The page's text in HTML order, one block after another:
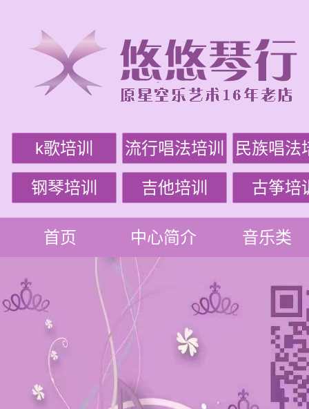
k歌培训 流行唱法培训 民族唱法
钢琴培训 吉他培训 古筝培
首页 中心简介 音乐类